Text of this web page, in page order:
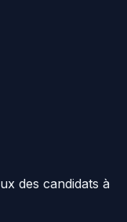
des candidats à